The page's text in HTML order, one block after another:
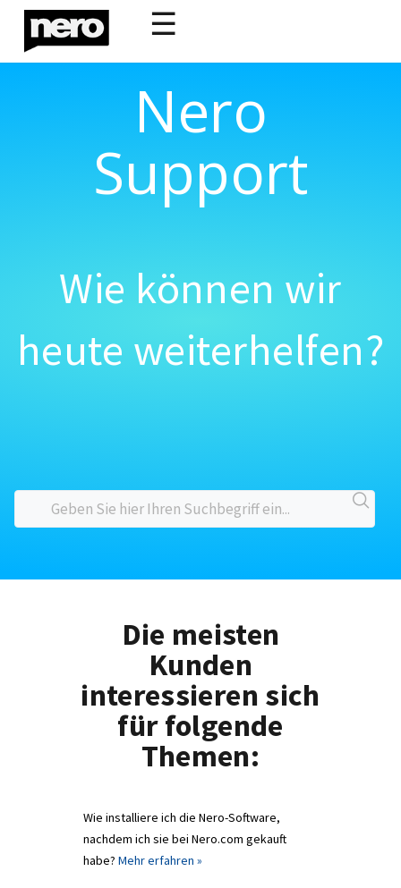
☰
Nero
Support
Wie können wir
heute weiterhelfen?
Die meisten
Kunden
interessieren sich
für folgende
Themen:
Wie installiere ich die Nero-Software,
nachdem ich sie bei Nero.com gekauft
habe? Mehr erfahren »